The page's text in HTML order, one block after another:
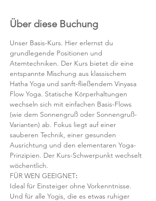
Über diese Buchung
Unser Basis-Kurs. Hier erlernst du
grundlegende Positionen und
Atemtechniken. Der Kurs bietet dir eine
entspannte Mischung aus klassischem
Hatha Yoga und sanft-fließendem Vinyasa
Flow Yoga. Statische Körperhaltungen
wechseln sich mit einfachen Basis-Flows
(wie dem Sonnengruß oder Sonnengruß-
Varianten) ab. Fokus liegt auf einer
sauberen Technik, einer gesunden
Ausrichtung und den elementaren Yoga-
Prinzipien. Der Kurs-Schwerpunkt wechselt
wöchentlich.
FÜR WEN GEEIGNET:
Ideal für Einsteiger ohne Vorkenntnisse.
Und für alle Yogis, die es etwas ruhiger